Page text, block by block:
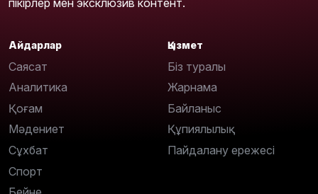
пікірлер мен эксклюзив контент.
Айдарлар
Саясат
Аналитика
Қоғам
Мәдениет
Сұхбат
Спорт
Қызмет
Біз туралы
Жарнама
Байланыс
Құпиялылық
Пайдалану ережесі